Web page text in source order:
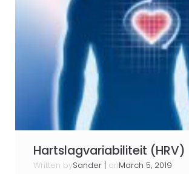
Hartslagvariabiliteit (HRV)
Written bySander | onMarch 5, 2019